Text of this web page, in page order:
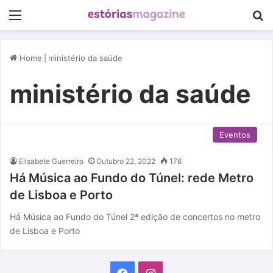
Home ministério da saúde
ministério da saúde
Eventos
Elisabete Guerreiro Outubro 22, 2022 176
Há Música ao Fundo do Túnel: rede Metro
de Lisboa e Porto
Há Música ao Fundo do Túnel 2ª edição de concertos no metro
de Lisboa e Porto